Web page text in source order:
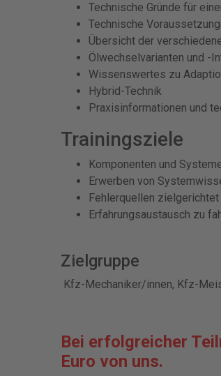
Technische Gründe für
Technische
Übersicht der
Ölwechselvarianten und -
Wissenswertes zu
Hybrid-Technik
Praxisinformationen und
Trainingsziele
Komponenten und
Erwerben von
Fehlerquellen
Erfahrungsaustausch zu
Zielgruppe
Kfz-Mechaniker/innen, Kfz-
Bei erfolgreicher
Euro von uns.